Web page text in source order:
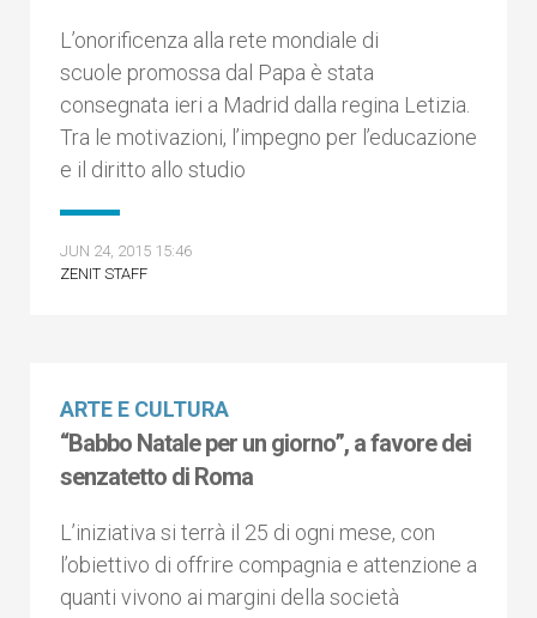
L’onorificenza alla rete mondiale di
scuole promossa dal Papa è stata
consegnata ieri a Madrid dalla regina Letizia.
Tra le motivazioni, l’impegno per l’educazione
e il diritto allo studio
JUN 24, 2015 15:46
ZENIT STAFF
ARTE E CULTURA
“Babbo Natale per un giorno”, a favore dei
senzatetto di Roma
L’iniziativa si terrà il 25 di ogni mese, con
l’obiettivo di offrire compagnia e attenzione a
quanti vivono ai margini della società